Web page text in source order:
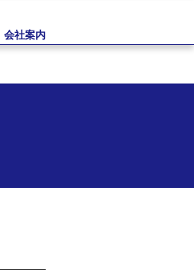
会社案内